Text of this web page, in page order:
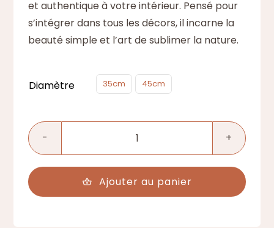
et authentique à votre intérieur. Pensé pour
s’intégrer dans tous les décors, il incarne la
beauté simple et l’art de sublimer la nature.
Diamètre 35cm 45cm
quantité
Eglantine
Ajouter au panier